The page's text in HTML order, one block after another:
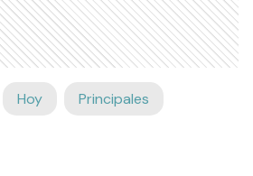
Hoy Principales